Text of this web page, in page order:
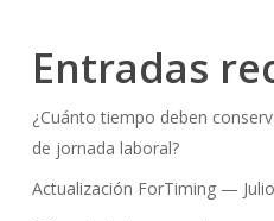
Entradas
¿Cuánto tiempo deben
de jornada laboral?
Actualización ForTiming —